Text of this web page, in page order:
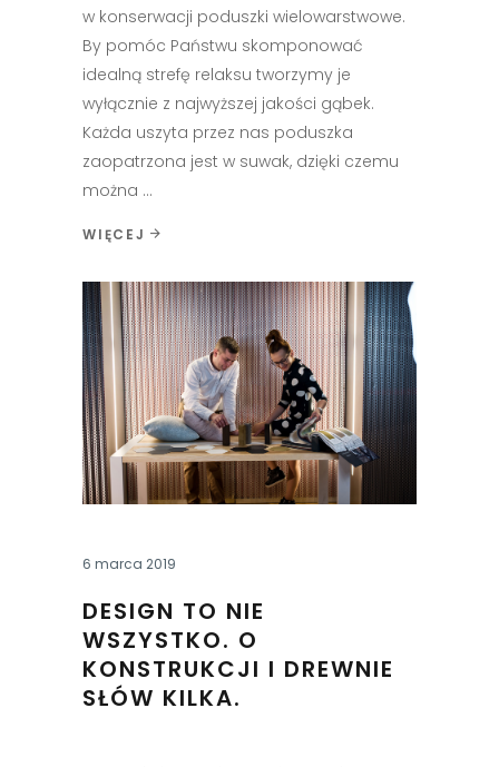
w konserwacji poduszki wielowarstwowe.
By pomóc Państwu skomponować
idealną strefę relaksu tworzymy je
wyłącznie z najwyższej jakości gąbek.
Każda uszyta przez nas poduszka
zaopatrzona jest w suwak, dzięki czemu
można
WIĘCEJ
6 marca 2019
DESIGN TO NIE
WSZYSTKO. O
KONSTRUKCJI I DREWNIE
SŁÓW KILKA.